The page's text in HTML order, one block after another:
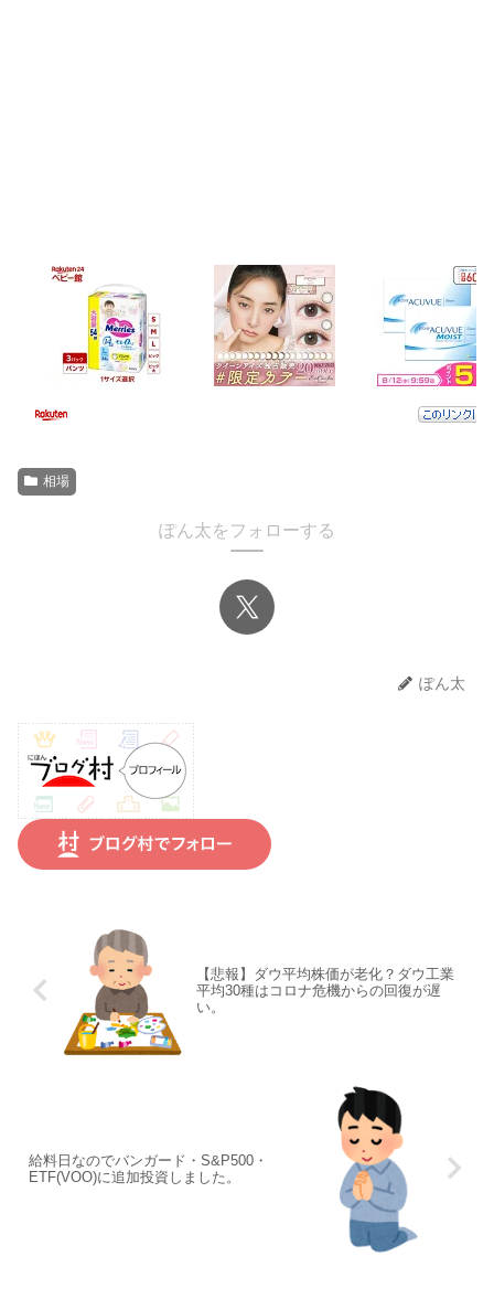
相場
ぽん太をフォローする
ぽん太
【悲報】ダウ平均株価が老化？ダウ工業
平均30種はコロナ危機からの回復が遅
い。
給料日なのでバンガード・S&P500・
ETF(VOO)に追加投資しました。